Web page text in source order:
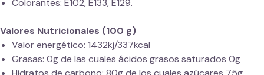
Colorantes: E102, E133, E129.
Valores Nutricionales (100 g)
Valor energético: 1432kj/337kcal
Grasas: 0g de las cuales ácidos grasos saturados 0g